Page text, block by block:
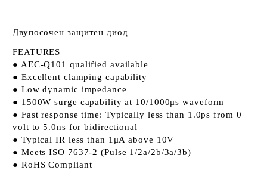
Двупосочен защитен диод
FEATURES
● AEC-Q101 qualified available
● Excellent clamping capability
● Low dynamic impedance
● 1500W surge capability at 10/1000μs waveform
● Fast response time: Typically less than 1.0ps from 0
volt to 5.0ns for bidirectional
● Typical IR less than 1μA above 10V
● Meets ISO 7637-2 (Pulse 1/2a/2b/3a/3b)
● RoHS Compliant